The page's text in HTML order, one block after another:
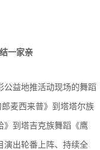
一家亲
公益地推活动现场的舞蹈
麦西来普》到塔塔尔族
》到塔吉克族舞蹈《鹰
演出轮番上阵、持续全